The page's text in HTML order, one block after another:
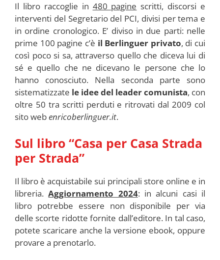
Il libro raccoglie in 480 pagine scritti, discorsi e
interventi del Segretario del PCI, divisi per tema e
in ordine cronologico. E’ diviso in due parti: nelle
prime 100 pagine c’è il Berlinguer privato, di cui
così poco si sa, attraverso quello che diceva lui di
sé e quello che ne dicevano le persone che lo
hanno conosciuto. Nella seconda parte sono
sistematizzate le idee del leader comunista, con
oltre 50 tra scritti perduti e ritrovati dal 2009 col
sito webenricoberlinguer.it.
Sul libro “Casa per Casa Strada
per Strada”
Il libro è acquistabile sui principali store online e in
libreria.Aggiornamento 2024: in alcuni casi il
libro potrebbe essere non disponibile per via
delle scorte ridotte fornite dall’editore. In tal caso,
potete scaricare anche la versione ebook, oppure
provare a prenotarlo.